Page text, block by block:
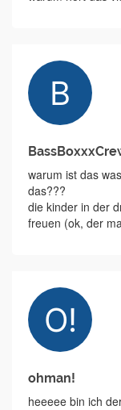
warum ist das
das???
die kinder in der
freuen (ok, der
ohman!
heeeee bin ich